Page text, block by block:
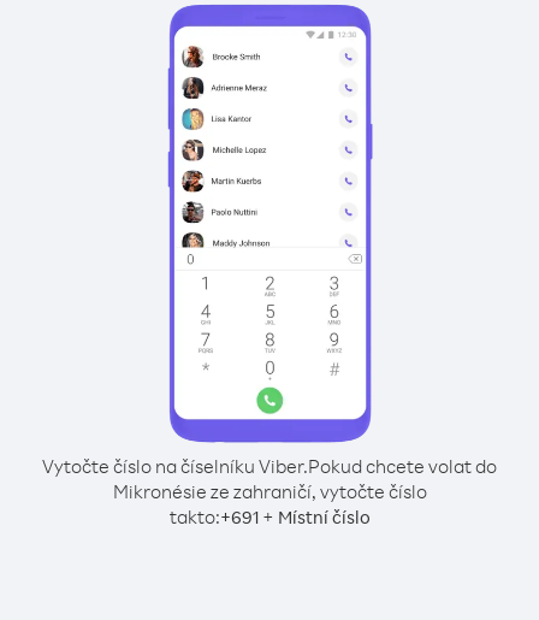
Vytočte číslo na číselníku Viber.Pokud chcete volat do
Mikronésie ze zahraničí, vytočte číslo
takto:+691+ Místní číslo